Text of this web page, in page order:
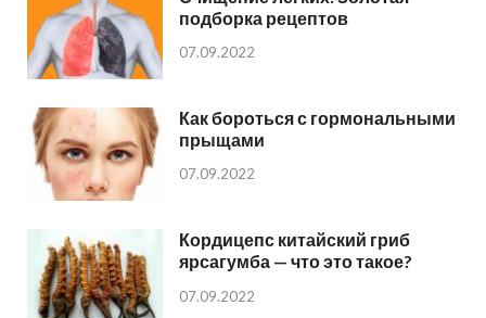
подборка рецептов
07.09.2022
Как бороться с гормональными
прыщами
07.09.2022
Кордицепс китайский гриб
ярсагумба — что это такое?
07.09.2022